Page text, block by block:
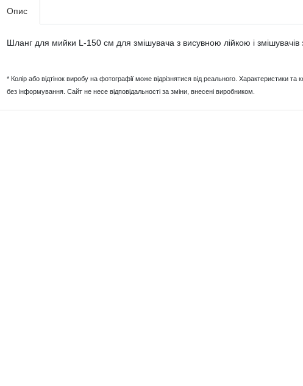
Опис
Шланг для мийки L-150 cм для змішувача з висувною лійкою і змішувачів
* Колір або відтінок виробу на фотографії може відрізнятися від реального. Характеристики
без інформування. Сайт не несе відповідальності за зміни, внесені виробником.